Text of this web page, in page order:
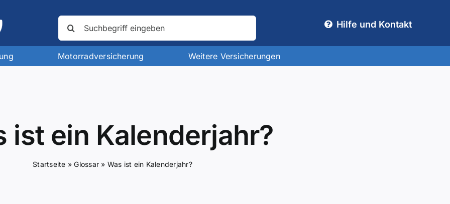
nach:
Hilfe und Kontakt
Motorradversicherung Weitere Versicherungen
ist ein Kalenderjahr?
Startseite »Glossar » Was ist ein Kalenderjahr?